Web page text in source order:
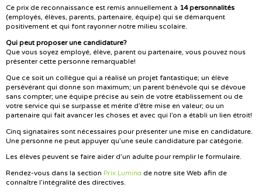
Ce prix de reconnaissance est remis annuellement à 14 personnalités
(employés, élèves, parents, partenaire, équipe) qui se démarquent
positivement et qui font rayonner notre milieu scolaire.
Qui peut proposer une candidature?
Que vous soyez employé, élève, parent ou partenaire, vous pouvez nous
présenter cette personne remarquable!
Que ce soit un collègue qui a réalisé un projet fantastique; un élève
persévérant qui donne son maximum; un parent bénévole qui se dévoue
sans compter; une équipe précise au sein de votre établissement ou de
votre service qui se surpasse et mérite d’être mise en valeur; ou un
partenaire qui fait avancer les choses et avec qui l’on a établi un lien étroit!
Cinq signataires sont nécessaires pour présenter une mise en candidature.
Une personne ne peut appuyer qu’une seule candidature par catégorie.
Les élèves peuvent se faire aider d’un adulte pour remplir le formulaire.
Rendez-vous dans la section Prix Lumina de notre site Web afin de
connaître l’intégralité des directives.